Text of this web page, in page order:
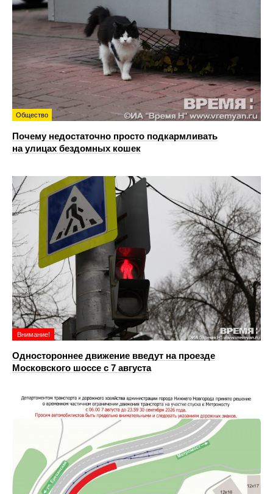
Общество
Почему недостаточно просто подкармливать
на улицах бездомных кошек
Внимание!
Одностороннее движение введут на проезде
Московского шоссе с 7 августа